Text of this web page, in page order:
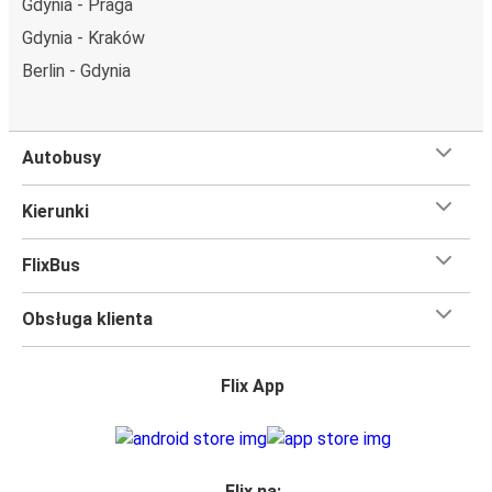
miejsce obok.
Wystarczy zarezerwować je online w naszej
FlixBusapodczas zakupu biletu, korzystając z jednej z
Gdynia - Praga
Gdynia - Kraków
Berlin - Gdynia
Autobusy
Kierunki
FlixBus
Obsługa klienta
Flix App